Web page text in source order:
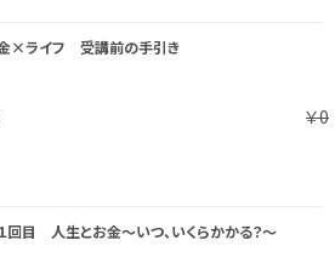
×ライフ 受講前の手引き
￥0
回目 人生とお金～いつ、いくらかかる？～